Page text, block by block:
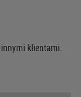
klientami.